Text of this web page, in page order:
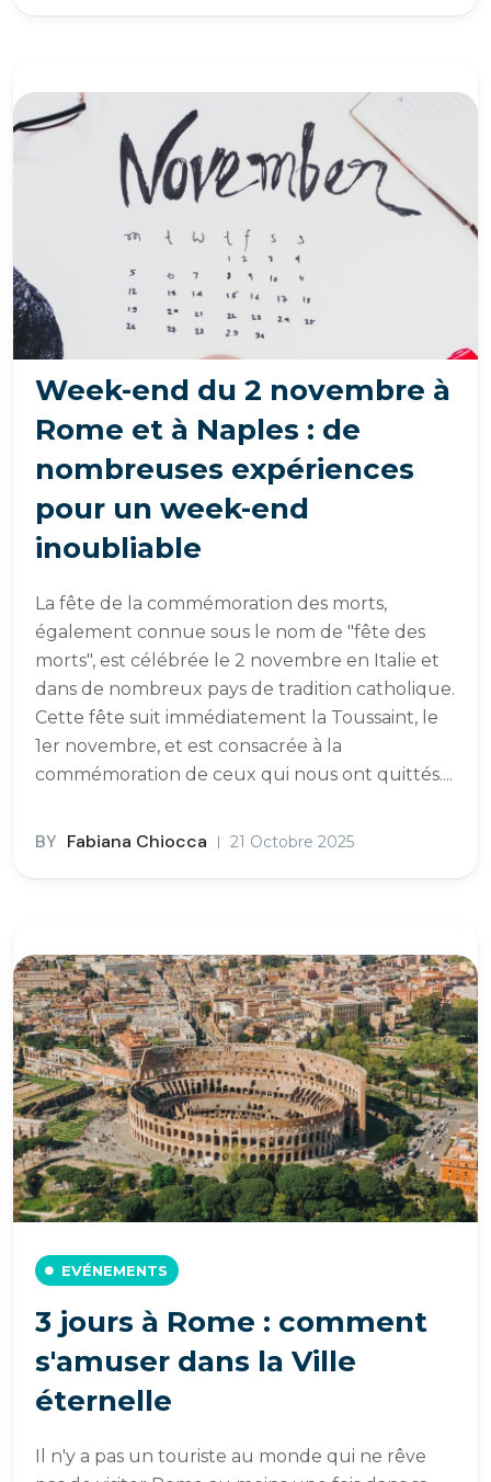
Week-end du 2 novembre à
Rome et à Naples : de
nombreuses expériences
pour un week-end
inoubliable
La fête de la commémoration des morts,
également connue sous le nom de "fête des
morts", est célébrée le 2 novembre en Italie et
dans de nombreux pays de tradition catholique.
Cette fête suit immédiatement la Toussaint, le
1er novembre, et est consacrée à la
commémoration de ceux qui nous ont quittés....
BY Fabiana Chiocca 21 Octobre 2025
EVÉNEMENTS
3 jours à Rome : comment
s'amuser dans la Ville
éternelle
Il n'y a pas un touriste au monde qui ne rêve